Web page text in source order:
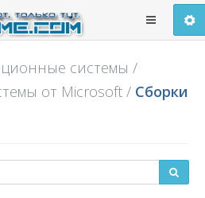
системы /
от Microsoft / Сборки